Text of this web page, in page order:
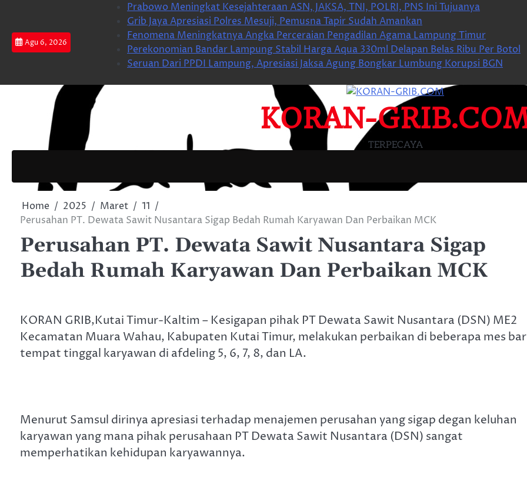
content
Agu 6, 2026
Prabowo Meningkat Kesejahteraan ASN, JAKSA, TNI, POLRI, PNS Ini Tujuanya
Grib Jaya Apresiasi Polres Mesuji, Pemusna Tapir Sudah Amankan
Fenomena Meningkatnya Angka Perceraian Pengadilan Agama Lampung Timur
Perekonomian Bandar Lampung Stabil Harga Aqua 330ml Delapan Belas Ribu Per Botol
Seruan Dari PPDI Lampung, Apresiasi Jaksa Agung Bongkar Lumbung Korupsi BGN
KORAN-
TERPECAYA
Home 2025 Maret
11
Perusahan PT. Dewata Sawit Nusantara Sigap Bedah Rumah Karyawan Dan Perbaikan MCK
Perusahan PT. Dewata Sawit Nusantara Sigap
Bedah Rumah Karyawan Dan Perbaikan MCK
KORAN GRIB,Kutai Timur-Kaltim – Kesigapan pihak PT Dewata Sawit Nusantara (DSN) ME2
Kecamatan Muara Wahau, Kabupaten Kutai Timur, melakukan perbaikan di beberapa mes
tempat tinggal karyawan di afdeling 5, 6, 7, 8, dan LA.
Menurut Samsul dirinya apresiasi terhadap menajemen perusahan yang sigap degan keluhan
karyawan yang mana pihak perusahaan PT Dewata Sawit Nusantara (DSN) sangat
memperhatikan kehidupan karyawannya.